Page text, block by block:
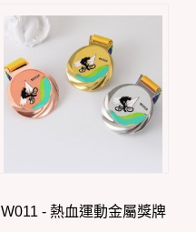
W011 - 熱血運動金屬獎牌